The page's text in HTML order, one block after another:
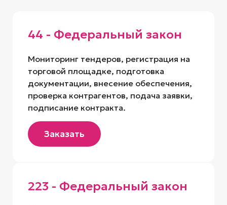
44 - Федеральный закон
Мониторинг тендеров, регистрация на
торговой площадке, подготовка
документации, внесение обеспечения,
проверка контрагентов, подача заявки,
подписание контракта.
Заказать
223 - Федеральный закон